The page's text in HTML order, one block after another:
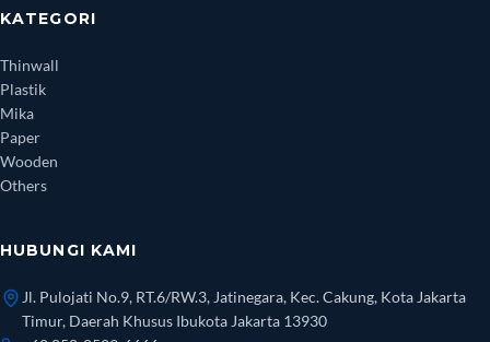
KATEGORI
Thinwall
Plastik
Mika
Paper
Wooden
Others
HUBUNGI KAMI
Jl. Pulojati No.9, RT.6/RW.3, Jatinegara, Kec. Cakung, Kota Jakarta
Timur, Daerah Khusus Ibukota Jakarta 13930